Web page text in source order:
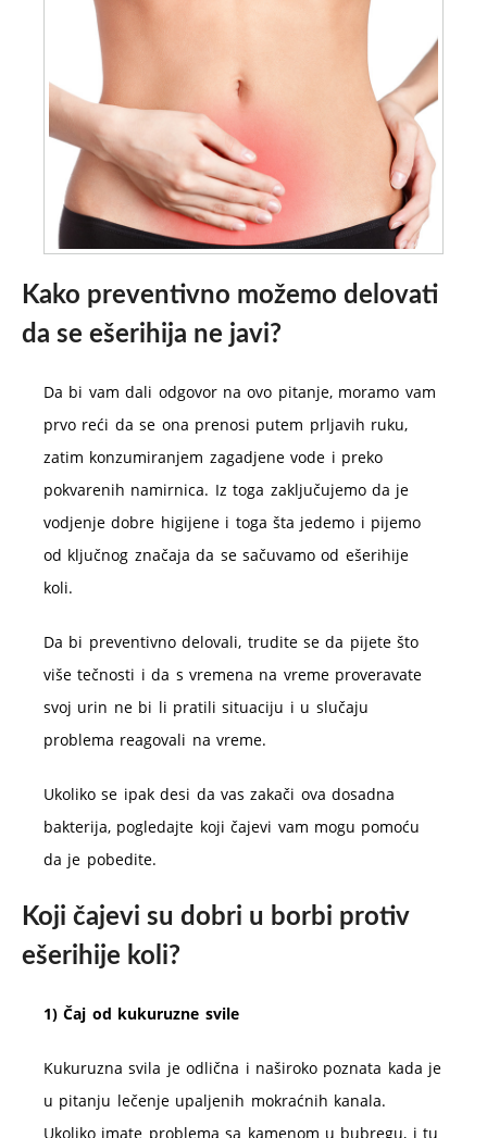
Kako preventivno možemo delovati
da se ešerihija ne javi?
Da bi vam dali odgovor na ovo pitanje, moramo vam
prvo reći da se ona prenosi putem prljavih ruku,
zatim konzumiranjem zagadjene vode i preko
pokvarenih namirnica. Iz toga zaključujemo da je
vodjenje dobre higijene i toga šta jedemo i pijemo
od ključnog značaja da se sačuvamo od ešerihije
koli.
Da bi preventivno delovali, trudite se da pijete što
više tečnosti i da s vremena na vreme proveravate
svoj urin ne bi li pratili situaciju i u slučaju
problema reagovali na vreme.
Ukoliko se ipak desi da vas zakači ova dosadna
bakterija, pogledajte koji čajevi vam mogu pomoću
da je pobedite.
Koji čajevi su dobri u borbi protiv
ešerihije koli?
1) Čaj od kukuruzne svile
Kukuruzna svila je odlična i naširoko poznata kada je
u pitanju lečenje upaljenih mokraćnih kanala.
Ukoliko imate problema sa kamenom u bubregu, i tu